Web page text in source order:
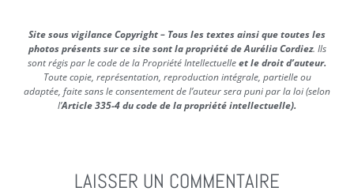
Site sous vigilance Copyright – Tous les textes ainsi que toutes les
photos présents sur ce site sont la propriété de Aurélia Cordiez. Ils
sont régis par le code de la Propriété Intellectuelleet le droit d’auteur.
Toute copie, représentation, reproduction intégrale, partielle ou
adaptée, faite sans le consentement de l’auteur sera puni par la loi (selon
l’Article 335-4 du code de la propriété intellectuelle).
LAISSER UN COMMENTAIRE